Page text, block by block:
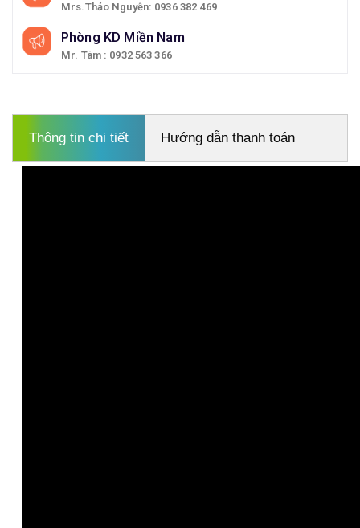
Mrs.Thảo Nguyễn: 0936 382 469
Phòng KD Miền Nam
Mr. Tám : 0932 563 366
Thông tin chi tiết Hướng dẫn thanh toán